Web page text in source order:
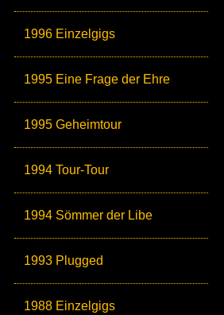
1996 Einzelgigs
1995 Eine Frage der Ehre
1995 Geheimtour
1994 Tour-Tour
1994 Sömmer der Libe
1993 Plugged
1988 Einzelgigs